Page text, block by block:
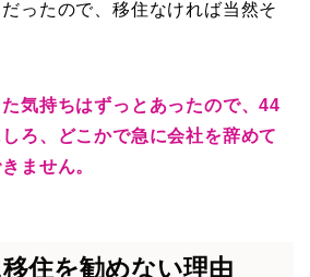
ったので、移住なければ当然そ
気持ちはずっとあったので、44
ろ、どこかで急に会社を辞めて
ません。
住を勧めない理由